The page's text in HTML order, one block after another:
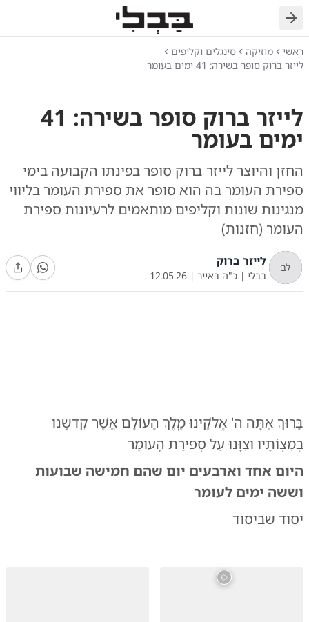
חזרה
ראשי מוזיקה
סינגלים וקליפים
לייזר ברוק סופר בשירה: 41 ימים בעומר
לייזר ברוק סופר בשירה: 41
ימים בעומר
החזן והיוצר לייזר ברוק סופר בפינתו הקבועה בימי
ספירת העומר בה הוא סופר את ספירת העומר בליווי
מנגינות שונות וקליפים מותאמים לרעיונות ספירת
העומר (חזנות)
לב לייזר ברוק
בבלי | כ"ה באייר |
12.05.26
בָּרוּךְ אַתָּה ה' אֱלֹקֵינוּ מֶֽלֶךְ הָעוֹלָם אֲשֶׁר קִדְּשָֽׁנוּ
בְּמִצְוֹתָיו וְצִוָּֽנוּ עַל סְפירַת הָעֽוֹמֶר
היום אחד וארבעים יום שהם חמישה שבועות
וששה ימים לעומר
יסוד שביסוד